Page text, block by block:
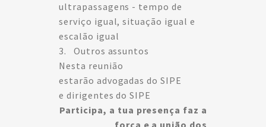
ultrapassagens - tempo de
serviço igual, situação igual e
escalão igual
3. Outros assuntos
Nesta reunião
estarão advogadas do SIPE
e dirigentes do SIPE
Participa, a tua presença faz a
força e a união dos